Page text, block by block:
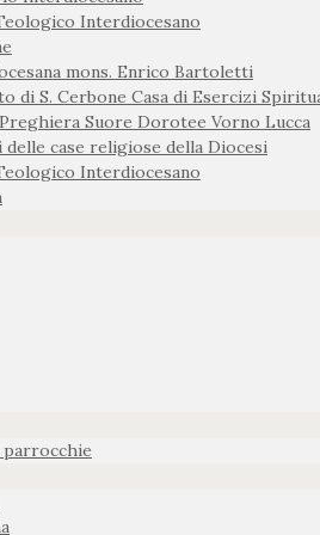
Interdiocesano
mons. Enrico Bartoletti
di S. Cerbone Casa di Esercizi
Suore Dorotee Vorno Lucca
delle case religiose della Diocesi
Interdiocesano
parrocchie